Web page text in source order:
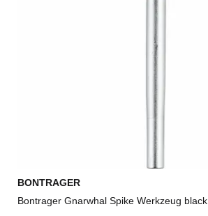
BONTRAGER
Bontrager Gnarwhal Spike Werkzeug black